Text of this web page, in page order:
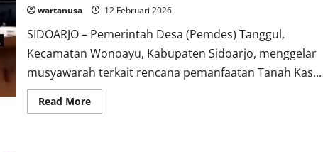
wartanusa 12 Februari 2026
SIDOARJO – Pemerintah Desa (Pemdes) Tanggul,
Kecamatan Wonoayu, Kabupaten Sidoarjo, menggelar
musyawarah terkait rencana pemanfaatan Tanah Kas...
Read MoreRead
more